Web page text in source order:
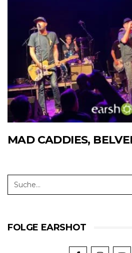
MAD CADDIES,
FOLGE EARSHOT